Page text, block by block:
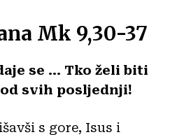
Mk 9,30-37
se … Tko želi biti
svih posljednji!
s gore, Isus i